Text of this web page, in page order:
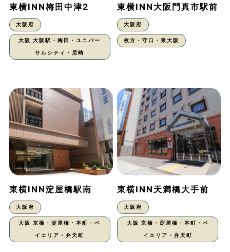
東横INN梅田中津2
大阪府
大阪 大阪駅・梅田・ユニバー
サルシティ・尼崎
東横INN大阪門真市駅前
大阪府
枚方・守口・東大阪
東横INN淀屋橋駅南
大阪府
大阪 京橋・淀屋橋・本町・ベ
イエリア・弁天町
東横INN天満橋大手前
大阪府
大阪 京橋・淀屋橋・本町・ベ
イエリア・弁天町